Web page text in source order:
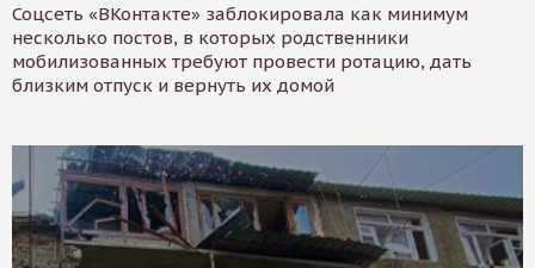
Соцсеть «ВКонтакте» заблокировала как минимум
несколько постов, в которых родственники
мобилизованных требуют провести ротацию, дать
близким отпуск и вернуть их домой